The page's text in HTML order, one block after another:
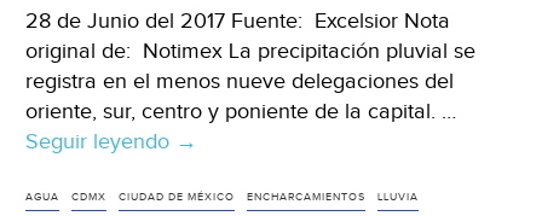
28 de Junio del 2017 Fuente: Excelsior Nota
original de: Notimex La precipitación pluvial se
registra en el menos nueve delegaciones del
oriente, sur, centro y poniente de la capital. …
Seguir leyendo Amanece
lluvia
→
AGUA CDMX CIUDAD DE MÉXICO ENCHARCAMIENTOS LLUVIA